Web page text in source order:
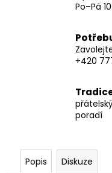
Po–Pá
+420
poradí
Popis Diskuze